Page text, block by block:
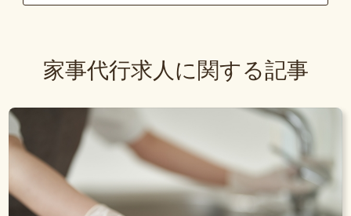
家事代行求人に関する記事